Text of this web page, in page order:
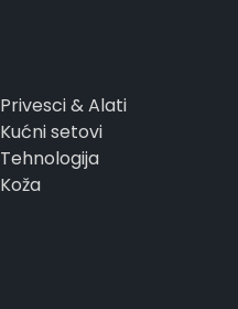
Privesci & Alati
Kućni setovi
Tehnologija
Koža